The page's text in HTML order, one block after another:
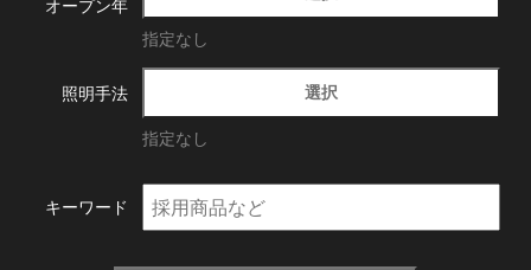
オープン年
指定なし
照明手法 選択
指定なし
キーワード